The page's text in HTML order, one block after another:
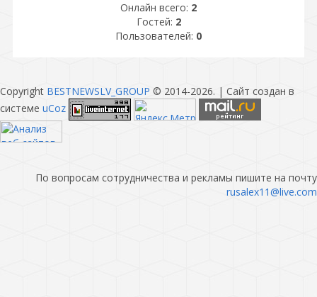
Онлайн всего: 2
Гостей: 2
Пользователей: 0
Copyright BESTNEWSLV_GROUP © 2014-2026. | Сайт создан в
системе uCoz
По вопросам сотрудничества и рекламы пишите на почту
rusalex11@live.com